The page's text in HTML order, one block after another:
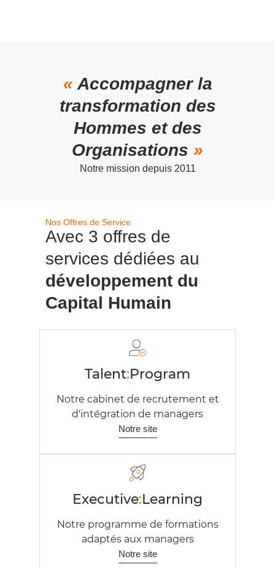
« Accompagner la
transformation des
Hommes et des
Organisations »
Notre mission depuis 2011
Nos Offres de Service
Avec 3 offres de
services dédiées au
développement du
Capital Humain
Talent:Program
Notre cabinet de recrutement et
d'intégration de managers
Notre site
Executive:Learning
Notre programme de formations
adaptés aux managers
Notre site